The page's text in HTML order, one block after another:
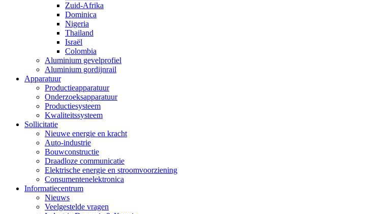
Zuid-Afrika
Dominica
Nigeria
Thailand
Israël
Colombia
Aluminium gevelprofiel
Aluminium gordijnrail
Apparatuur
Productieapparatuur
Onderzoeksapparatuur
Productiesysteem
Kwaliteitssysteem
Sollicitatie
Nieuwe energie en kracht
Auto-industrie
Bouwconstructie
Draadloze communicatie
Elektrische energie en stroomvoorziening
Consumentenelektronica
Informatiecentrum
Nieuws
Veelgestelde vragen